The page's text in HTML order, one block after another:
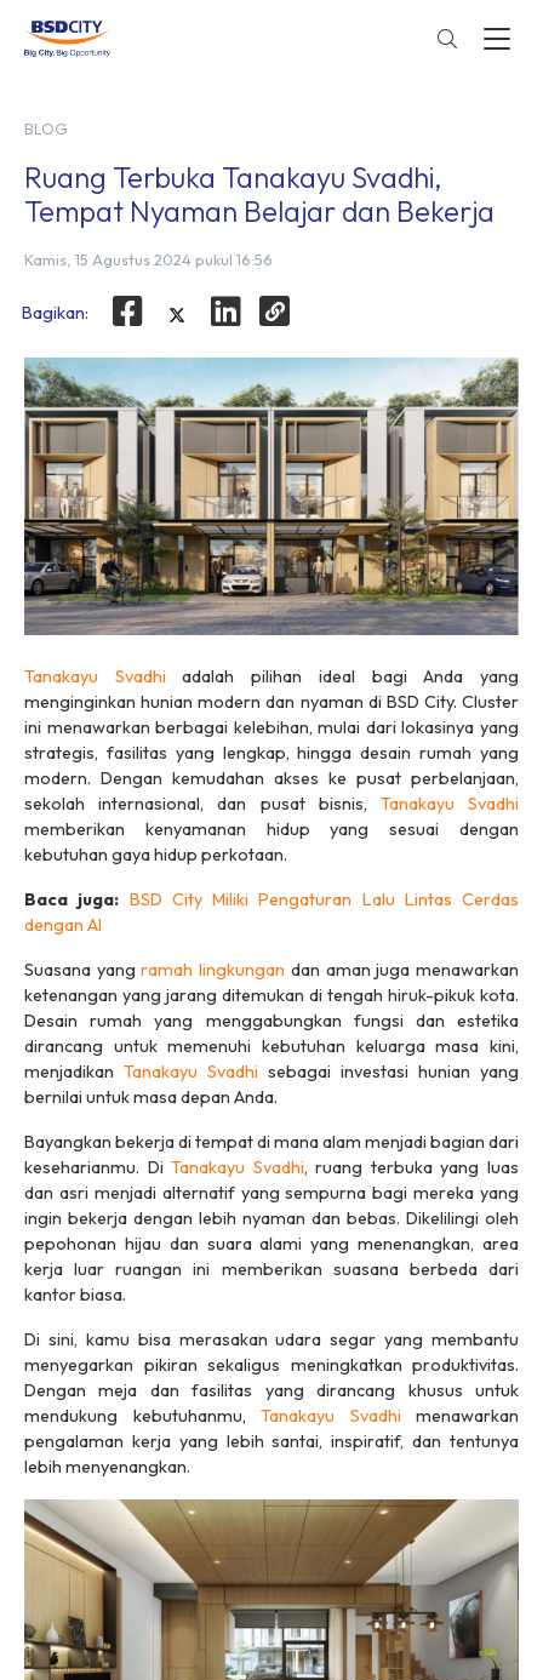
BLOG
Ruang Terbuka Tanakayu Svadhi,
Tempat Nyaman Belajar dan Bekerja
Kamis, 15 Agustus 2024 pukul 16:56
Bagikan:
Tanakayu Svadhi adalah pilihan ideal bagi Anda yang
menginginkan hunianmoderndan nyaman di BSD City. Cluster
ini menawarkan berbagai kelebihan, mulai dari lokasinya yang
strategis, fasilitas yang lengkap, hingga desain rumah yang
modern. Dengan kemudahan akses ke pusat perbelanjaan,
sekolah internasional, dan pusat bisnis, Tanakayu Svadhi
memberikan kenyamanan hidup yang sesuai dengan
kebutuhan gaya hidup perkotaan.
Baca juga: BSD City Miliki Pengaturan Lalu Lintas Cerdas
dengan AI
Suasana yangramah lingkungan dan aman juga menawarkan
ketenangan yang jarang ditemukan di tengah hiruk-pikuk kota.
Desain rumah yang menggabungkan fungsi dan estetika
dirancang untuk memenuhi kebutuhan keluarga masa kini,
menjadikan Tanakayu Svadhi sebagai investasi hunian yang
bernilai untuk masa depan Anda.
Bayangkan bekerja di tempat di mana alam menjadi bagian dari
keseharianmu. DiTanakayu Svadhi, ruang terbuka yang luas
dan asri menjadi alternatif yang sempurna bagi mereka yang
ingin bekerja dengan lebih nyaman dan bebas. Dikelilingi oleh
pepohonan hijau dan suara alami yang menenangkan, area
kerja luar ruangan ini memberikan suasana berbeda dari
kantor biasa.
Di sini, kamu bisa merasakan udara segar yang membantu
menyegarkan pikiran sekaligus meningkatkan produktivitas.
Dengan meja dan fasilitas yang dirancang khusus untuk
mendukung kebutuhanmu, Tanakayu Svadhi menawarkan
pengalaman kerja yang lebih santai, inspiratif, dan tentunya
lebih menyenangkan.